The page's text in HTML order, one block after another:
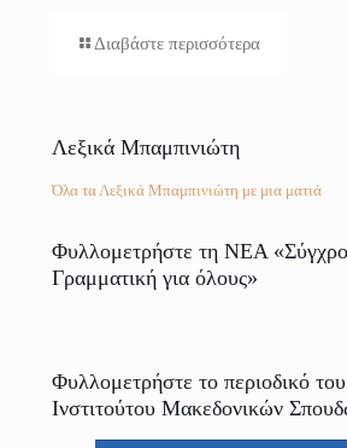
Διαβάστε περισσότερα
Λεξικά Μπαμπινιώτη
Όλα τα Λεξικά Μπαμπινιώτη με μια ματιά
Φυλλομετρήστε τη ΝΕΑ
Γραμματική για όλους»
Φυλλομετρήστε το περιοδικό
Ινστιτούτου Μακεδονικών